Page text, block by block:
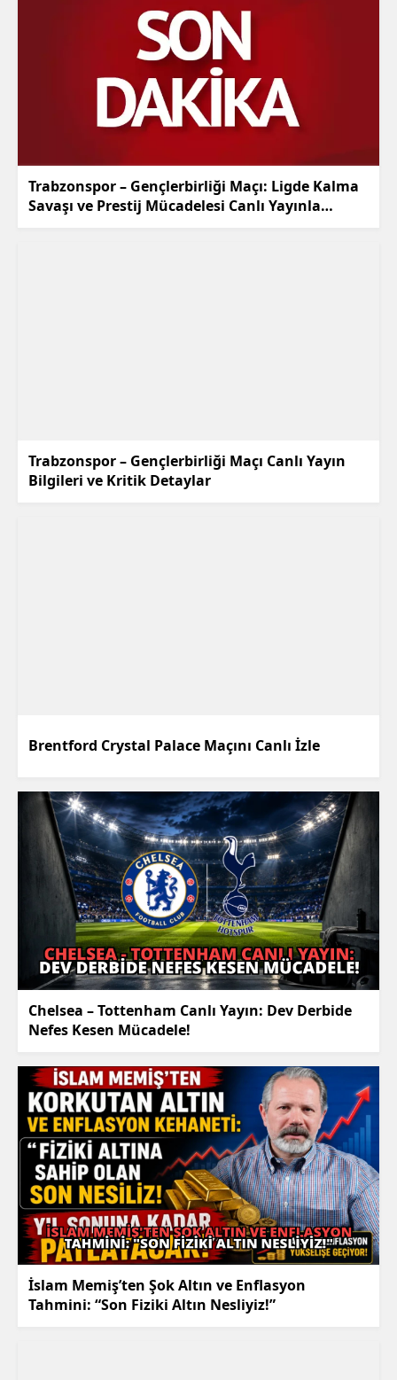
Trabzonspor – Gençlerbirliği Maçı: Ligde Kalma
Savaşı ve Prestij Mücadelesi Canlı Yayınla
Trabzonspor – Gençlerbirliği Maçı Canlı Yayın
Bilgileri ve Kritik Detaylar
Brentford Crystal Palace Maçını Canlı İzle
Chelsea – Tottenham Canlı Yayın: Dev Derbide
Nefes Kesen Mücadele!
İslam Memiş’ten Şok Altın ve Enflasyon
Tahmini: “Son Fiziki Altın Nesliyiz!”